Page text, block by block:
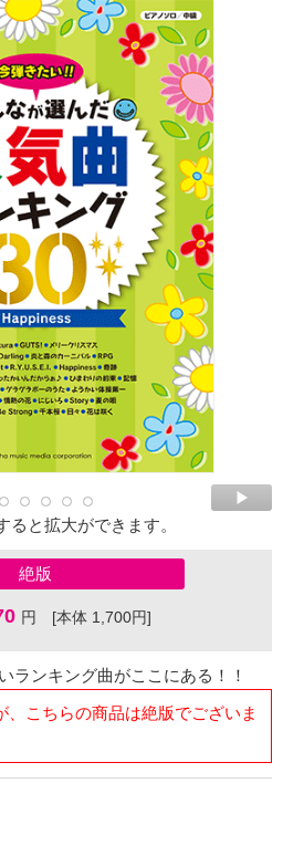
ると拡大ができます。
絶版
円 [本体 1,700円]
ランキング曲がここにある！！
こちらの商品は絶版でございま